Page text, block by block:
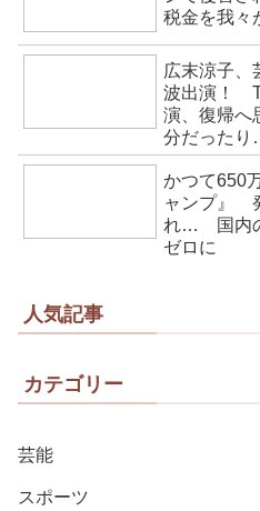
税金を我々
広末涼子、
波出演！
演、復帰へ
分だったり
かつて650
ャンプ』
れ… 国内の
ゼロに
人気記事
カテゴリー
芸能
スポーツ